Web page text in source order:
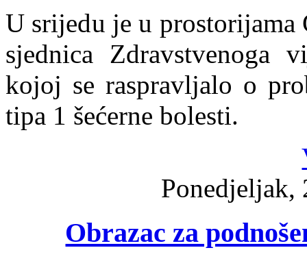
U srijedu je u prostorijama
sjednica Zdravstvenoga
kojoj se raspravljalo o
tipa 1 šećerne bolesti.
Ponedjeljak,
Obrazac za